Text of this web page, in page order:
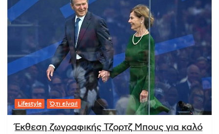
Lifestyle Ό,τι είναι!
Έκθεση ζωγραφικής Τζορτζ Μπους για καλό